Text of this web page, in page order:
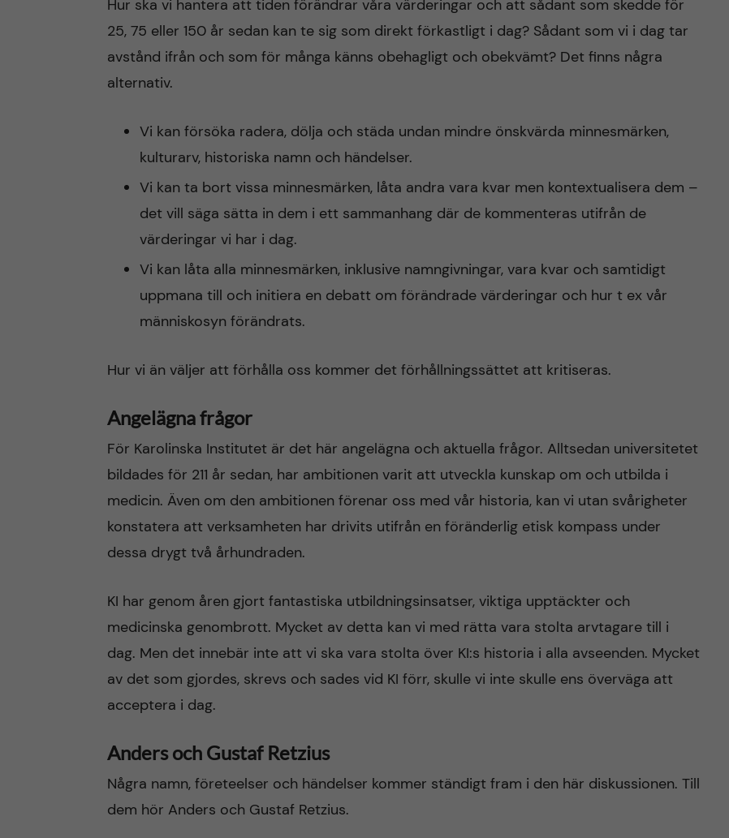
Hur ska vi hantera att tiden förändrar våra värderingar och att sådant som skedde för
25, 75 eller 150 år sedan kan te sig som direkt förkastligt i dag? Sådant som vi i dag tar
avstånd ifrån och som för många känns obehagligt och obekvämt? Det finns några
alternativ.
Vi kan försöka radera, dölja och städa undan mindre önskvärda minnesmärken,
kulturarv, historiska namn och händelser.
Vi kan ta bort vissa minnesmärken, låta andra vara kvar men kontextualisera dem –
det vill säga sätta in dem i ett sammanhang där de kommenteras utifrån de
värderingar vi har i dag.
Vi kan låta alla minnesmärken, inklusive namngivningar, vara kvar och samtidigt
uppmana till och initiera en debatt om förändrade värderingar och hur t ex vår
människosyn förändrats.
Hur vi än väljer att förhålla oss kommer det förhållningssättet att kritiseras.
Angelägna frågor
För Karolinska Institutet är det här angelägna och aktuella frågor. Alltsedan universitetet
bildades för 211 år sedan, har ambitionen varit att utveckla kunskap om och utbilda i
medicin. Även om den ambitionen förenar oss med vår historia, kan vi utan svårigheter
konstatera att verksamheten har drivits utifrån en föränderlig etisk kompass under
dessa drygt två århundraden.
KI har genom åren gjort fantastiska utbildningsinsatser, viktiga upptäckter och
medicinska genombrott. Mycket av detta kan vi med rätta vara stolta arvtagare till i
dag. Men det innebär inte att vi ska vara stolta över KI:s historia i alla avseenden. Mycket
av det som gjordes, skrevs och sades vid KI förr, skulle vi inte skulle ens överväga att
acceptera i dag.
Anders och Gustaf Retzius
Några namn, företeelser och händelser kommer ständigt fram i den här diskussionen. Till
dem hör Anders och Gustaf Retzius.